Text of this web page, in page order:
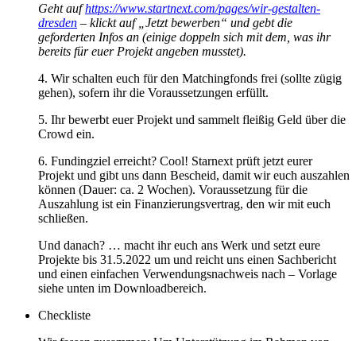
Geht aufhttps://www.startnext.com/pages/wir-gestalten-
dresden – klickt auf „Jetzt bewerben“ und gebt die
geforderten Infos an (einige doppeln sich mit dem, was ihr
bereits für euer Projekt angeben musstet).
4. Wir schalten euch für den Matchingfonds frei (sollte zügig
gehen), sofern ihr die Voraussetzungen erfüllt.
5. Ihr bewerbt euer Projekt und sammelt fleißig Geld über die
Crowd ein.
6. Fundingziel erreicht? Cool! Starnext prüft jetzt eurer
Projekt und gibt uns dann Bescheid, damit wir euch auszahlen
können (Dauer: ca. 2 Wochen). Voraussetzung für die
Auszahlung ist ein Finanzierungsvertrag, den wir mit euch
schließen.
Und danach? … macht ihr euch ans Werk und setzt eure
Projekte bis 31.5.2022 um und reicht uns einen Sachbericht
und einen einfachen Verwendungsnachweis nach – Vorlage
siehe unten im Downloadbereich.
Checkliste